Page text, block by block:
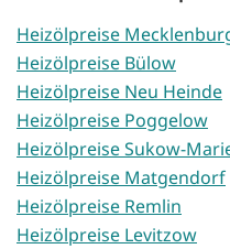
Heizölpreise
Heizölpreise Bülow
Heizölpreise Neu Heinde
Heizölpreise Poggelow
Heizölpreise Sukow-
Heizölpreise Matgendorf
Heizölpreise Remlin
Heizölpreise Levitzow